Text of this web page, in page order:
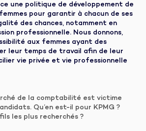
une politique de développement de
pour garantir à chacun de ses
des chances, notamment en
professionnelle. Nous donnons,
aux femmes ayant des
leur temps de travail afin de leur
vie privée et vie professionnelle
de la comptabilité est victime
Qu’en est-il pour KPMG ?
les plus recherchés ?